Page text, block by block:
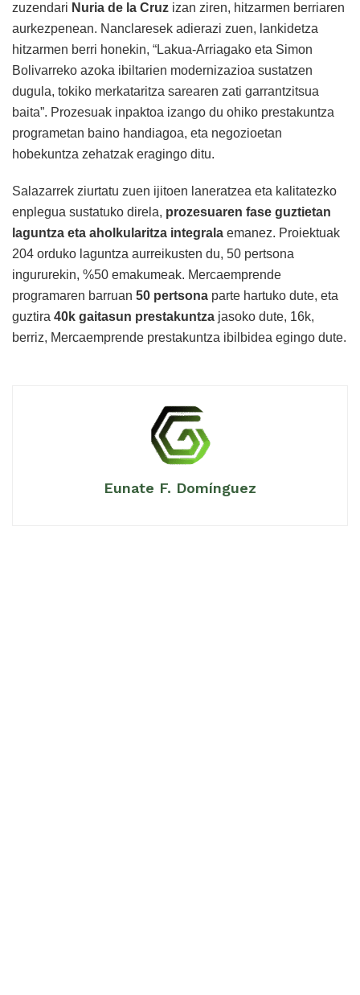
zuzendari Nuria de la Cruz izan ziren, hitzarmen berriaren
aurkezpenean. Nanclaresek adierazi zuen, lankidetza
hitzarmen berri honekin, “Lakua-Arriagako eta Simon
Bolivarreko azoka ibiltarien modernizazioa sustatzen
dugula, tokiko merkataritza sarearen zati garrantzitsua
baita”. Prozesuak inpaktoa izango du ohiko prestakuntza
programetan baino handiagoa, eta negozioetan
hobekuntza zehatzak eragingo ditu.
Salazarrek ziurtatu zuen ijitoen laneratzea eta kalitatezko
enplegua sustatuko direla, prozesuaren fase guztietan
laguntza eta aholkularitza integrala emanez. Proiektuak
204 orduko laguntza aurreikusten du, 50 pertsona
ingururekin, %50 emakumeak. Mercaemprende
programaren barruan 50 pertsona parte hartuko dute, eta
guztira 40k gaitasun prestakuntza jasoko dute, 16k,
berriz, Mercaemprende prestakuntza ibilbidea egingo dute.
Eunate F. Domínguez